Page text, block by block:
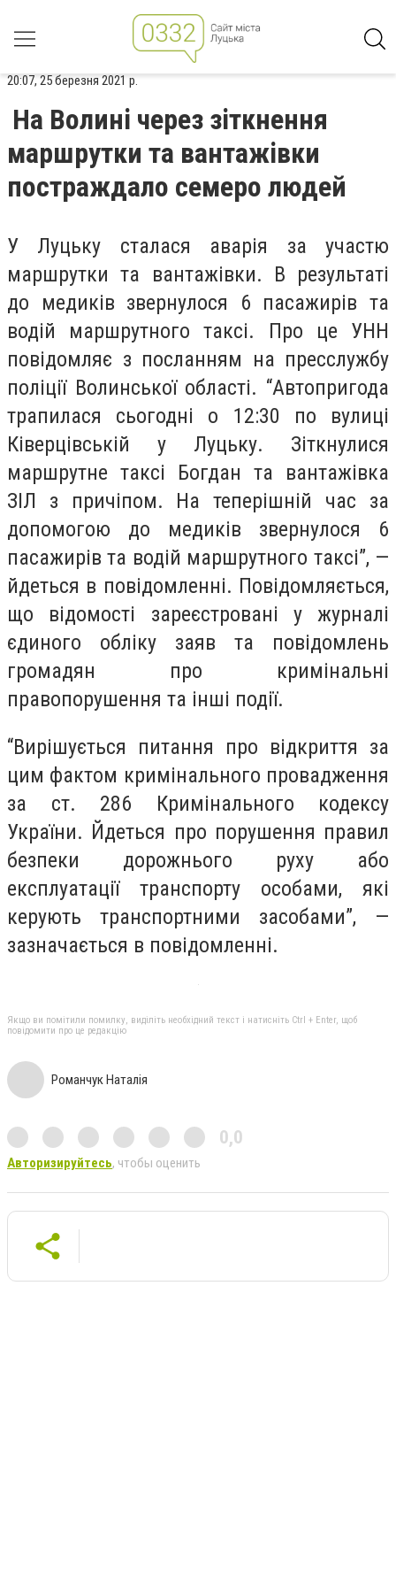
20:07, 25 березня 2021 р.
На Волині через зіткнення
маршрутки та вантажівки
постраждало семеро людей
У Луцьку сталася аварія за участю
маршрутки та вантажівки. В результаті
до медиків звернулося 6 пасажирів та
водій маршрутного таксі. Про це УНН
повідомляє з посланням на пресслужбу
поліції Волинської області. “Автопригода
трапилася сьогодні о 12:30 по вулиці
Ківерцівській у Луцьку. Зіткнулися
маршрутне таксі Богдан та вантажівка
ЗІЛ з причіпом. На теперішній час за
допомогою до медиків звернулося 6
пасажирів та водій маршрутного таксі”, —
йдеться в повідомленні. Повідомляється,
що відомості зареєстровані у журналі
єдиного обліку заяв та повідомлень
громадян про кримінальні
правопорушення та інші події.
“Вирішується питання про відкриття за
цим фактом кримінального провадження
за ст. 286 Кримінального кодексу
України. Йдеться про порушення правил
безпеки дорожнього руху або
експлуатації транспорту особами, які
керують транспортними засобами”, —
зазначається в повідомленні.
Якщо ви помітили помилку, виділіть необхідний текст і натисніть Ctrl + Enter, щоб
повідомити про це редакцію
Романчук Наталія
0,0
Авторизируйтесь, чтобы оценить